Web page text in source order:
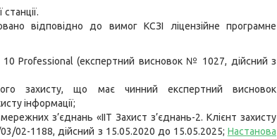
відповідно до вимог КСЗІ ліцензійне програмне
Professional (експертний висновок № 1027, дійсний з
захисту, що має чинний експертний висновок
інформації;
з’єднань «ІІТ Захист з’єднань-2. Клієнт захисту
02-1188, дійсний з 15.05.2020 до 15.05.2025; Настанова